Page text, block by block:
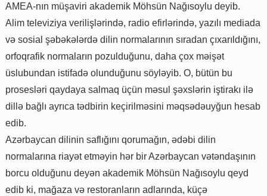
AMEA-nın müşaviri akademik Möhsün Nağısoylu deyib.
Alim televiziya verilişlərində, radio efirlərində, yazılı mediada
və sosial şəbəkələrdə dilin normalarının sıradan çıxarıldığını,
orfoqrafik normaların pozulduğunu, daha çox məişət
üslubundan istifadə olunduğunu söyləyib. O, bütün bu
prosesləri qaydaya salmaq üçün məsul şəxslərin iştirakı ilə
dillə bağlı ayrıca tədbirin keçirilməsini məqsədəuyğun hesab
edib.
Azərbaycan dilinin saflığını qorumağın, ədəbi dilin
normalarına riayət etməyin hər bir Azərbaycan vətəndaşının
borcu olduğunu deyən akademik Möhsün Nağısoylu qeyd
edib ki, mağaza və restoranların adlarında, küçə